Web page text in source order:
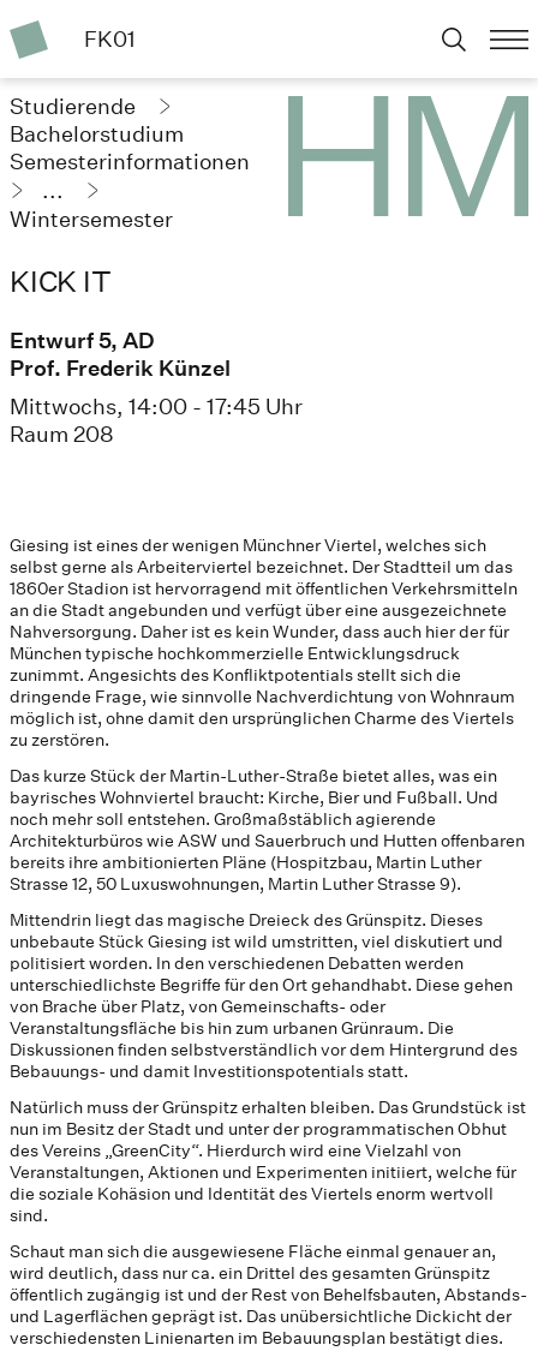
FK01
Studierende
Bachelorstudium
Semesterinformationen
...
Wintersemester
KICK IT
Entwurf 5, AD
Prof. Frederik Künzel
Mittwochs, 14:00 - 17:45 Uhr
Raum 208
Giesing ist eines der wenigen Münchner Viertel, welches sich
selbst gerne als Arbeiterviertel bezeichnet. Der Stadtteil um das
1860er Stadion ist hervorragend mit öffentlichen Verkehrsmitteln
an die Stadt angebunden und verfügt über eine ausgezeichnete
Nahversorgung. Daher ist es kein Wunder, dass auch hier der für
München typische hochkommerzielle Entwicklungsdruck
zunimmt. Angesichts des Konfliktpotentials stellt sich die
dringende Frage, wie sinnvolle Nachverdichtung von Wohnraum
möglich ist, ohne damit den ursprünglichen Charme des Viertels
zu zerstören.
Das kurze Stück der Martin-Luther-Straße bietet alles, was ein
bayrisches Wohnviertel braucht: Kirche, Bier und Fußball. Und
noch mehr soll entstehen. Großmaßstäblich agierende
Architekturbüros wie ASW und Sauerbruch und Hutten offenbaren
bereits ihre ambitionierten Pläne (Hospitzbau, Martin Luther
Strasse 12, 50 Luxuswohnungen, Martin Luther Strasse 9).
Mittendrin liegt das magische Dreieck des Grünspitz. Dieses
unbebaute Stück Giesing ist wild umstritten, viel diskutiert und
politisiert worden. In den verschiedenen Debatten werden
unterschiedlichste Begriffe für den Ort gehandhabt. Diese gehen
von Brache über Platz, von Gemeinschafts- oder
Veranstaltungsfläche bis hin zum urbanen Grünraum. Die
Diskussionen finden selbstverständlich vor dem Hintergrund des
Bebauungs- und damit Investitionspotentials statt.
Natürlich muss der Grünspitz erhalten bleiben. Das Grundstück ist
nun im Besitz der Stadt und unter der programmatischen Obhut
des Vereins „GreenCity“. Hierdurch wird eine Vielzahl von
Veranstaltungen, Aktionen und Experimenten initiiert, welche für
die soziale Kohäsion und Identität des Viertels enorm wertvoll
sind.
Schaut man sich die ausgewiesene Fläche einmal genauer an,
wird deutlich, dass nur ca. ein Drittel des gesamten Grünspitz
öffentlich zugängig ist und der Rest von Behelfsbauten, Abstands-
und Lagerflächen geprägt ist. Das unübersichtliche Dickicht der
verschiedensten Linienarten im Bebauungsplan bestätigt dies.